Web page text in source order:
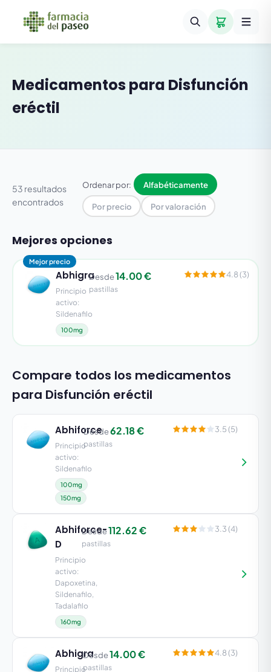
Medicamentos para Disfunción
eréctil
53 resultados
encontrados
Ordenar por: Alfabéticamente
Por precio Por valoración
Mejores opciones
Mejor precio
Abhigra
Principio
activo:
Sildenafilo
100mg
Desde14.00 €
pastillas
4.8 (3)
Compare todos los medicamentos
para Disfunción eréctil
Abhiforce-
D
Principio
activo:
Dapoxetina,
Sildenafilo,
Tadalafilo
160mg
Desde112.62 €
pastillas
3.3 (4)
Abhiforce
Principio
activo:
Sildenafilo
100mg
150mg
Desde62.18 €
pastillas
3.5 (5)
Abhigra
Principio
Desde14.00 €
pastillas
4.8 (3)